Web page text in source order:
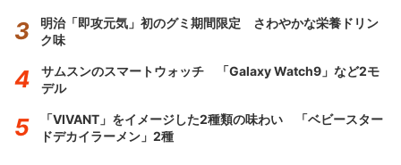
明治「即攻元気」初のグミ期間限定 さわやかな栄養ドリン
ク味
サムスンのスマートウォッチ 「Galaxy Watch9」など2モ
デル
「VIVANT」をイメージした2種類の味わい 「ベビースター
ドデカイラーメン」2種